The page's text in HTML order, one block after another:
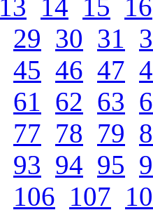
13 14 15 16
29 30 31
45 46 47
61 62 63
77 78 79
93 94 95
106 107